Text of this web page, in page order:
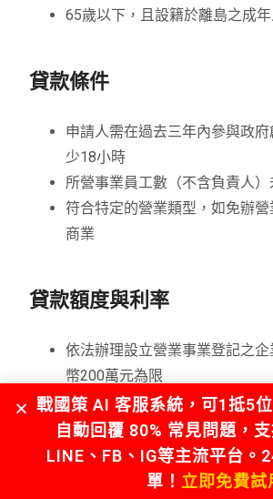
65歲以下，且設籍於離島之成
貸款條件
申請人需在過去三年內參與政
少18小時
所營事業員工數（不含負責人）
符合特定的營業類型，如免辦
商業
貸款額度與利率
依法辦理設立營業事業登記之
幣200萬元為限
所營事業符合商業登記法第五
記之小規模商業，其貸款額度最
前2年免息（勞動部全額補貼）
利率加碼年息0.575%（目前為
戰國策 AI 客服系統，可1抵5
自動回覆 80% 常見問題，
LINE、FB、IG等主流平台。
單！ 立即免費試